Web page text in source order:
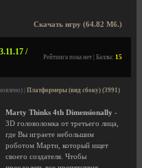
Скачать игру (64.82 Мб.)
/
Рейтинга пока нет | Баллы: 15
| Платформеры (вид сбоку) (3991)
Marty Thinks 4th Dimensionally -
3D головоломка от третьего лица,
где Вы играете небольшим
роботом Марти, который ищет
своего создателя. Чтобы